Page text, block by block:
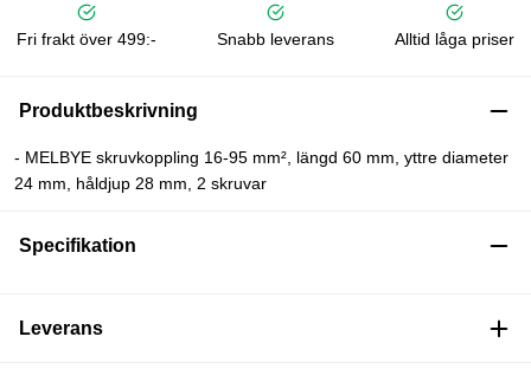
Fri frakt över 499:- Snabb leverans Alltid låga priser
Produktbeskrivning
- MELBYE skruvkoppling 16-95 mm², längd 60 mm, yttre diameter
24 mm, håldjup 28 mm, 2 skruvar
Specifikation
Leverans